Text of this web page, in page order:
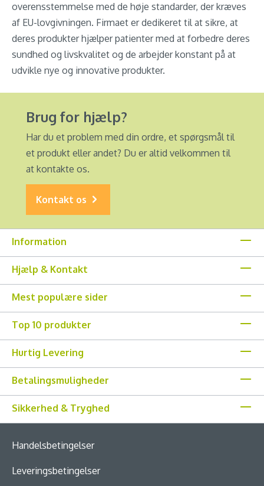
overensstemmelse med de høje standarder, der kræves
af EU-lovgivningen. Firmaet er dedikeret til at sikre, at
deres produkter hjælper patienter med at forbedre deres
sundhed og livskvalitet og de arbejder konstant på at
udvikle nye og innovative produkter.
Brug for hjælp?
Har du et problem med din ordre, et spørgsmål til
et produkt eller andet? Du er altid velkommen til
at kontakte os.
Kontakt os
Information
Hjælp & Kontakt
Mest populære sider
Top 10 produkter
Hurtig Levering
Betalingsmuligheder
Sikkerhed & Tryghed
Handelsbetingelser
Leveringsbetingelser